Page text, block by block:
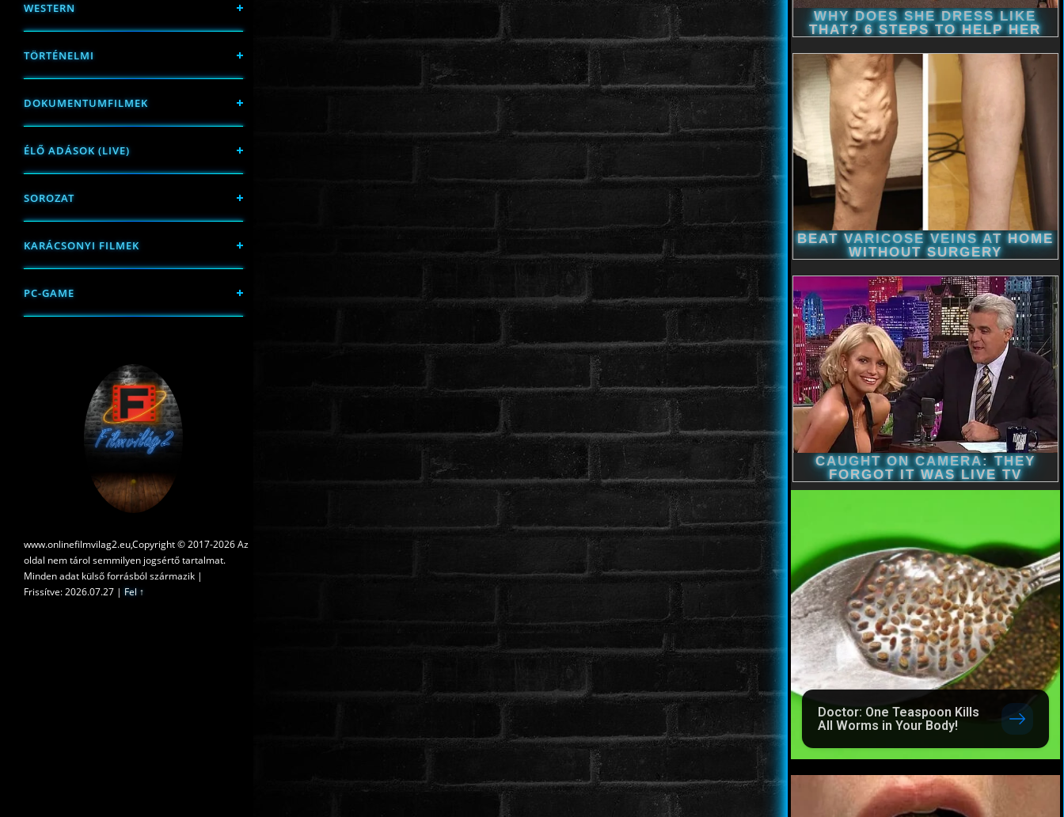
WESTERN
TÖRTÉNELMI
DOKUMENTUMFILMEK
ÉLŐ ADÁSOK (LIVE)
SOROZAT
KARÁCSONYI FILMEK
PC-GAME
www.onlinefilmvilag2.eu,Copyright © 2017-2026 Az
oldal nem tárol semmilyen jogsértő tartalmat.
Minden adat külső forrásból származik |
Frissítve: 2026.07.27 | Fel ↑
Doctor: One Teaspoon Kills
All Worms in Your Body!